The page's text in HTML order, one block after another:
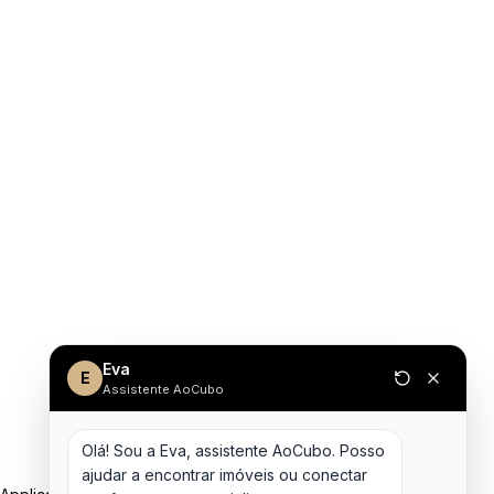
E Eva
Assistente AoCubo
Olá! Sou a Eva, assistente AoCubo. Posso
ajudar a encontrar imóveis ou conectar